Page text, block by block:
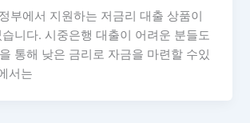
부에서 지원하는 저금리 대출 상품이
니다. 시중은행 대출이 어려운 분들도
통해 낮은 금리로 자금을 마련할 수있
서는